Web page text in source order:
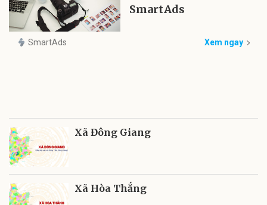
SmartAds
SmartAds Xem ngay
Xã Đông Giang
Xã Hòa Thắng